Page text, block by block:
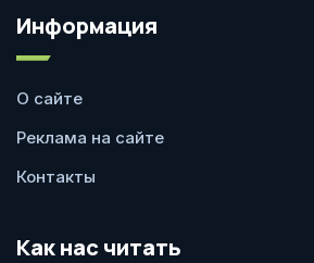
Информация
О сайте
Реклама на сайте
Контакты
Как нас читать